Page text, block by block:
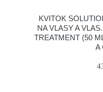
KVITOK
NA VLASY A
TREATMENT (50
A